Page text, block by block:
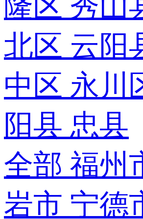
北区 云阳
中区 永川
阳县 忠县
全部 福州
岩市 宁德